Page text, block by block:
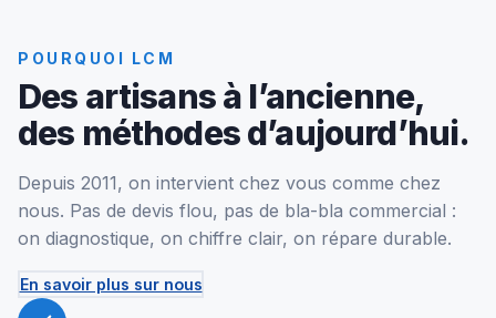
POURQUOI LCM
Des artisans à l’ancienne,
des méthodes d’aujourd’hui.
Depuis 2011, on intervient chez vous comme chez
nous. Pas de devis flou, pas de bla-bla commercial :
on diagnostique, on chiffre clair, on répare durable.
En savoir plus sur nous